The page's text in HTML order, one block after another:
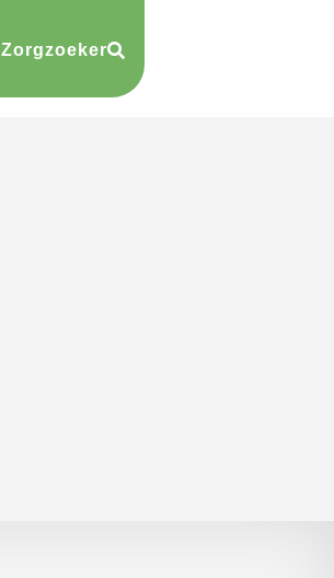
Zorgzoeker